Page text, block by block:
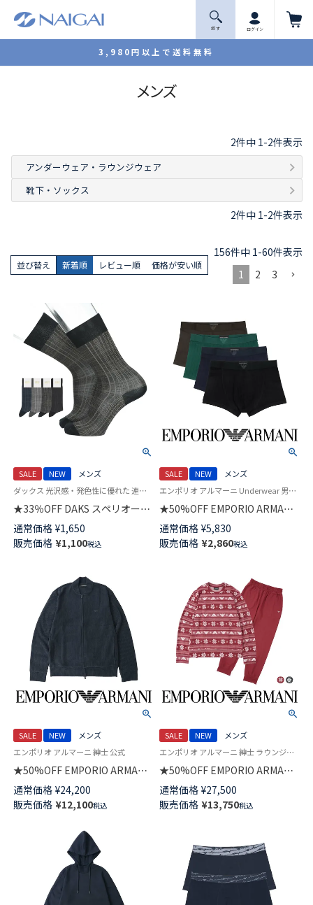
3,980円以上で送料無料
探 す ログイン
メンズ
2件中 1-2件表示
アンダーウェア・ラウンジウェア
靴下・ソックス
2件中 1-2件表示
並び替え 新着順 レビュー順 価格が安い順
156件中 1-60件表示
1
2 3
SALE NEW
メンズ
ダックス 光沢感・発色性に優れた 連続シルケット加工糸使用 紳士 靴下 男性
★33％OFF DAKS スペリオール
ピマ綿混 ビジネスソックス 消
臭加工 ノベーションチェック
クルー丈 日本製 メンズ
通常価格 ¥1,650
販売価格 ¥1,100税込
SALE NEW
メンズ
エンポリオ アルマーニ Underwear 男性 アンダーウェア 紳士 下着
★50%OFF EMPORIO ARMANI
WINTER STRIPE ウィンター ス
トライプ ボクサーパンツ
【S/M/L】 前閉じ EUサイズ メン
通常価格 ¥5,830
販売価格 ¥2,860税込
SALE NEW
メンズ
エンポリオ アルマーニ 紳士 公式
★50%OFF EMPORIO ARMANI
CHENILLE FULL ZIP シェニー
ル 長袖 フルジップ ジャケット
トップス ラウンジウェア EUサ
通常価格 ¥24,200
販売価格 ¥12,100税込
SALE NEW
メンズ
エンポリオ アルマーニ 紳士 ラウンジウェア 公式オンラインショップ
★50%OFF EMPORIO ARMANI
HOLIDAYS JACQUARD ホリデ
イズ ジャカード 上下セット ク
ルーネック 長袖 スウェット パ
通常価格 ¥27,500
販売価格 ¥13,750税込